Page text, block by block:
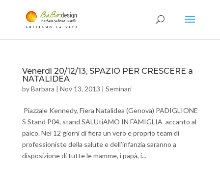
Venerdì 20/12/13, SPAZIO PER CRESCERE a
NATALIDEA
byBarbara | Nov 13, 2013 | Seminari
Piazzale Kennedy, Fiera Natalidea (Genova) PADIGLIONE
S Stand P04, stand SALUtiAMO IN FAMIGLIA accanto al
palco. Nei 12 giorni di fiera un vero e proprio team di
professioniste della salute e dell’infanzia saranno a
disposizione di tutte le mamme, i papà, i...